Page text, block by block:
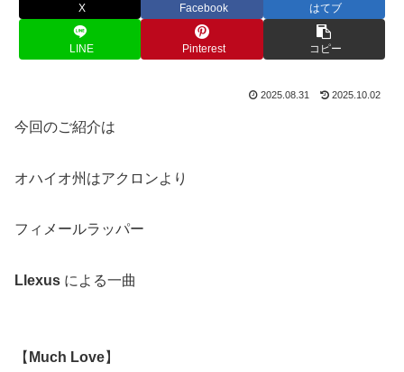
X Facebook はてブ
LINE Pinterest コピー
2025.08.31 2025.10.02
今回のご紹介は
オハイオ州はアクロンより
フィメールラッパー
Llexus による一曲
【 Much Love】